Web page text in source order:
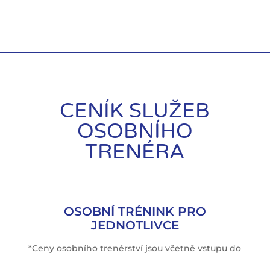
CENÍK SLUŽEB
OSOBNÍHO
TRENÉRA
OSOBNÍ TRÉNINK PRO
JEDNOTLIVCE
*Ceny osobního trenérství jsou včetně vstupu do